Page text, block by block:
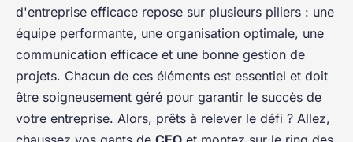
d'entreprise efficace repose sur plusieurs piliers : une
équipe performante, une organisation optimale, une
communication efficace et une bonne gestion de
projets. Chacun de ces éléments est essentiel et doit
être soigneusement géré pour garantir le succès de
votre entreprise. Alors, prêts à relever le défi ? Allez,